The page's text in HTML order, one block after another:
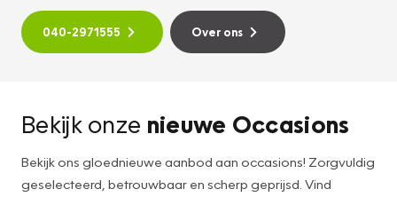
040-2971555 Over ons
Bekijk onze nieuwe Occasions
Bekijk ons gloednieuwe aanbod aan occasions! Zorgvuldig
geselecteerd, betrouwbaar en scherp geprijsd. Vind